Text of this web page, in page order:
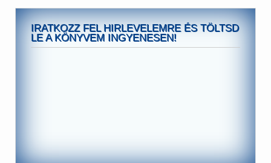
IRATKOZZ FEL HIRLEVELEMRE ÉS TÖLTSD
LE A KÖNYVEM INGYENESEN!